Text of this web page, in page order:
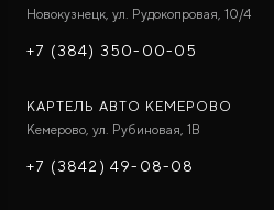
Новокузнецк, ул. Рудокопровая, 10/4
+7 (384) 350-00-05
КАРТЕЛЬ АВТО КЕМЕРОВО
Кемерово, ул. Рубиновая, 1В
+7 (3842) 49-08-08